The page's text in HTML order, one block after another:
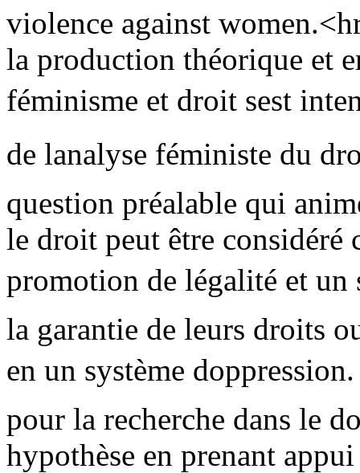
violence against
la production théorique et
féminisme et droit sest
de lanalyse féministe du
question préalable qui
le droit peut être considéré
promotion de légalité et
la garantie de leurs droits
en un système
pour la recherche dans le
hypothèse en prenant